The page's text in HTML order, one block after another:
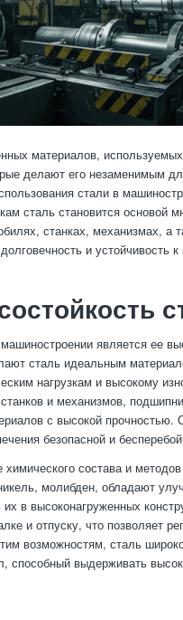
материалов,
делают его незаменимым
стали в
сталь становится основой
станках, механизмах, а
и устойчивость
является ее
сталь идеальным
нагрузкам и высокому
и механизмов,
с высокой прочностью.
безопасной и
состава и
молибден, обладают
в высоконагруженных
и отпуску, что позволяет
возможностям, сталь
способный выдерживать